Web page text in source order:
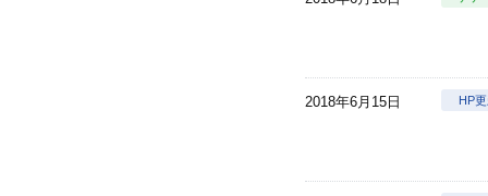
2018年6月15日 HP